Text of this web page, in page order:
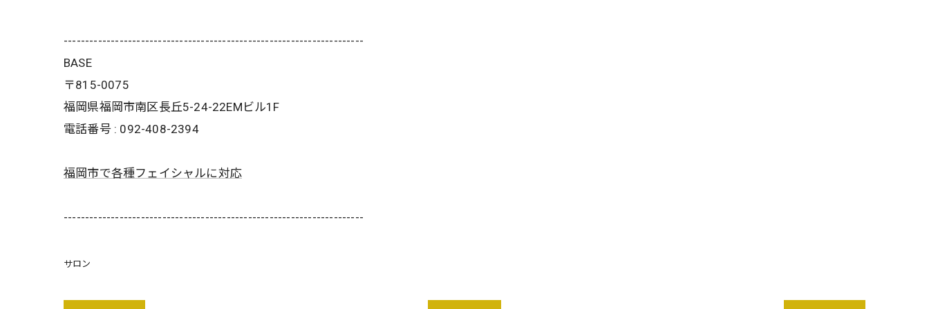
----------------------------------------------------------------------
BASE
〒815-0075
福岡県福岡市南区長丘5-24-22EMビル1F
電話番号 : 092-408-2394
福岡市で各種フェイシャルに対応
----------------------------------------------------------------------
サロン